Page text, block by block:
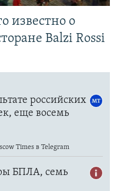
известно о
Balzi Rossi